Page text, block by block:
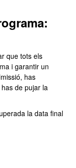
que tots els
i garantir un
has
de pujar la
la data final